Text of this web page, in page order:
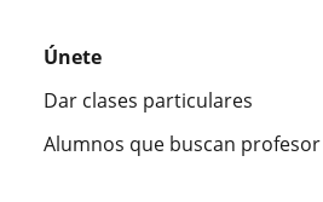
Únete
Dar clases particulares
Alumnos que buscan profesor